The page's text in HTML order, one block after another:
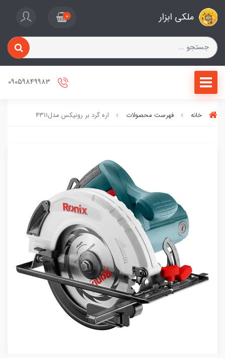
ملکی ابزار 0
خانه فهرست محصولات اره گرد بر رونیکس مدل۴۳۱۱